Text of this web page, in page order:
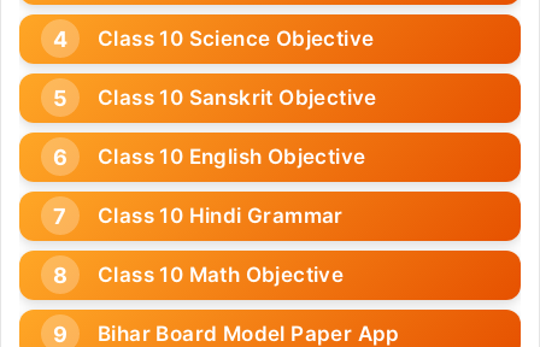
Class 10 Science Objective
Class 10 Sanskrit Objective
Class 10 English Objective
Class 10 Hindi Grammar
Class 10 Math Objective
Bihar Board Model Paper App